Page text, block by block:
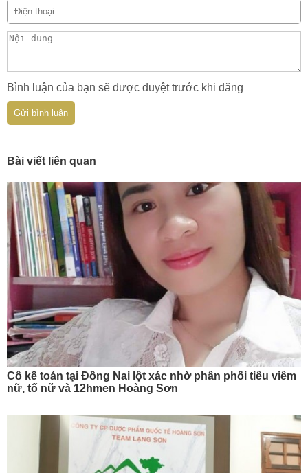
Bình luận của bạn sẽ được duyệt trước khi đăng
Gửi bình luận
Bài viết liên quan
Cô kế toán tại Đồng Nai lột xác nhờ phân phối tiêu viêm
nữ, tố nữ và 12hmen Hoàng Sơn